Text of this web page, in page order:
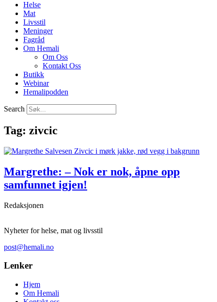
Helse
Mat
Livsstil
Meninger
Fagråd
Om Hemali
Om Oss
Kontakt Oss
Butikk
Webinar
Hemalipodden
Search
Tag: zivcic
Margrethe: – Nok er nok, åpne opp
samfunnet igjen!
Redaksjonen
Nyheter for helse, mat og livsstil
post@hemali.no
Lenker
Hjem
Om Hemali